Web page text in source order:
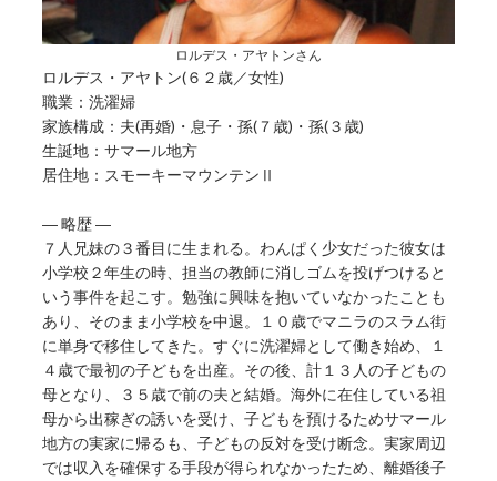
ロルデス・アヤトンさん
ロルデス・アヤトン(６２歳／女性)
職業：洗濯婦
家族構成：夫(再婚)・息子・孫(７歳)・孫(３歳)
生誕地：サマール地方
居住地：スモーキーマウンテンⅡ
― 略歴 ―
７人兄妹の３番目に生まれる。わんぱく少女だった彼女は
小学校２年生の時、担当の教師に消しゴムを投げつけると
いう事件を起こす。勉強に興味を抱いていなかったことも
あり、そのまま小学校を中退。１０歳でマニラのスラム街
に単身で移住してきた。すぐに洗濯婦として働き始め、１
４歳で最初の子どもを出産。その後、計１３人の子どもの
母となり、３５歳で前の夫と結婚。海外に在住している祖
母から出稼ぎの誘いを受け、子どもを預けるためサマール
地方の実家に帰るも、子どもの反対を受け断念。実家周辺
では収入を確保する手段が得られなかったため、離婚後子